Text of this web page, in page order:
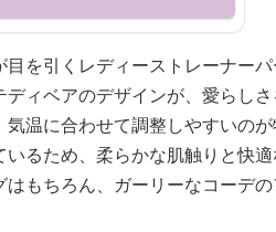
を引くレディーストレーナーパ
ィベアのデザインが、愛らしさ
温に合わせて調整しやすいのが
るため、柔らかな肌触りと快適
はもちろん、ガーリーなコーデ